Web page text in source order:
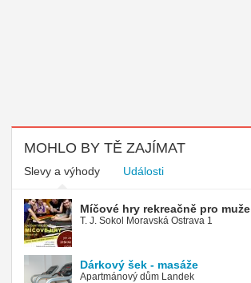
MOHLO BY TĚ ZAJÍMAT
Slevy a výhody Události
Míčové hry rekreačně pro muže
T. J. Sokol Moravská Ostrava 1
Dárkový šek - masáže
Apartmánový dům Landek